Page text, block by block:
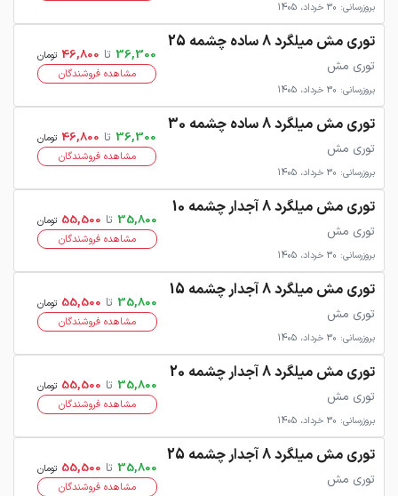
بروزرسانی: 30 خرداد، 1405
توری مش میلگرد 8 ساده چشمه 25
توری مش
بروزرسانی: 30 خرداد، 1405
36,300 تا 46,800 تومان
مشاهده فروشندگان
توری مش میلگرد 8 ساده چشمه 30
توری مش
بروزرسانی: 30 خرداد، 1405
36,300 تا 46,800 تومان
مشاهده فروشندگان
توری مش میلگرد 8 آجدار چشمه 10
توری مش
بروزرسانی: 30 خرداد، 1405
35,800 تا 55,500 تومان
مشاهده فروشندگان
توری مش میلگرد 8 آجدار چشمه 15
توری مش
بروزرسانی: 30 خرداد، 1405
35,800 تا 55,500 تومان
مشاهده فروشندگان
توری مش میلگرد 8 آجدار چشمه 20
توری مش
بروزرسانی: 30 خرداد، 1405
35,800 تا 55,500 تومان
مشاهده فروشندگان
توری مش میلگرد 8 آجدار چشمه 25
توری مش
35,800 تا 55,500 تومان
مشاهده فروشندگان